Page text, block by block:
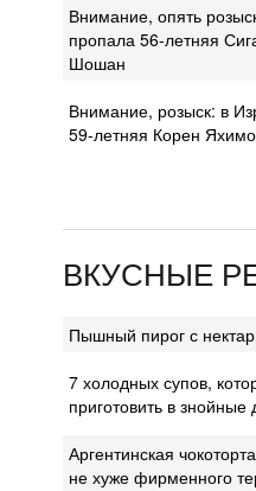
Внимание, опять
пропала 56-летняя
Шошан
Внимание, розыск: в
59-летняя Корен
ВКУСНЫЕ
Пышный пирог с
7 холодных супов,
приготовить в знойные
Аргентинская
не хуже фирменного